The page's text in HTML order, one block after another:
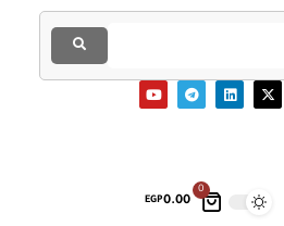
0
EGP0.00